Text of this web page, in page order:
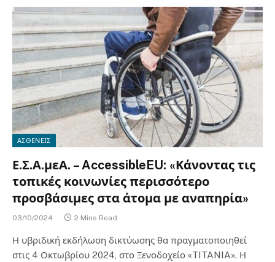
ΑΣΘΕΝΕΙΣ
Ε.Σ.Α.μεΑ. – AccessibleEU: «Κάνοντας τις
τοπικές κοινωνίες περισσότερο
προσβάσιμες στα άτομα με αναπηρία»
03/10/2024 2 Mins Read
Η υβριδική εκδήλωση δικτύωσης θα πραγματοποιηθεί
στις 4 Οκτωβρίου 2024, στο Ξενοδοχείο «TITANIA». Η